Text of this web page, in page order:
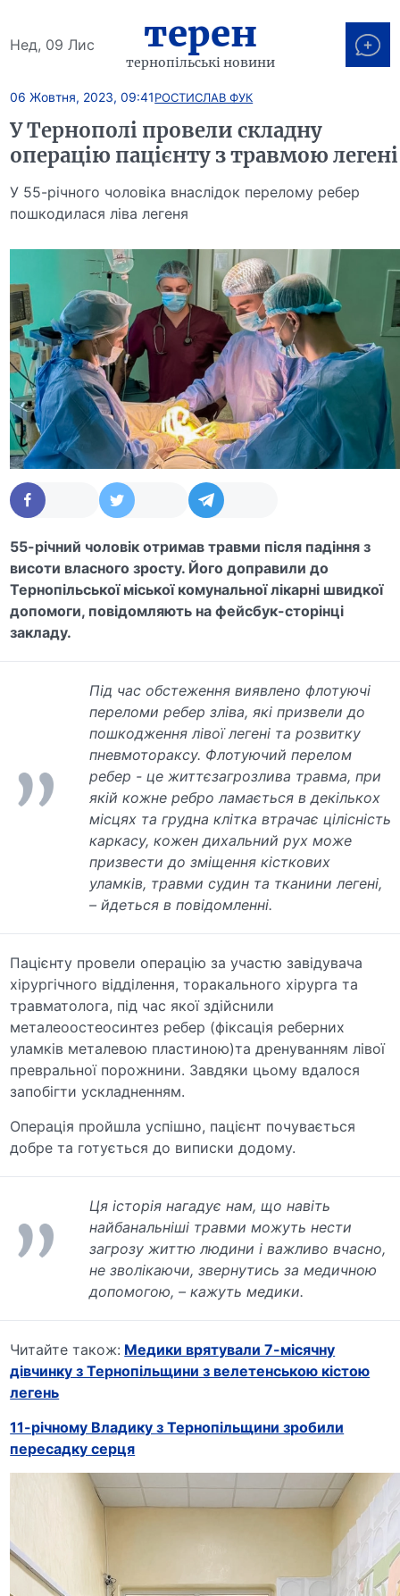
Нед, 09 Лис терен
тернопільські новини
06 Жовтня, 2023, 09:41РОСТИСЛАВ ФУК
У Тернополі провели складну
операцію пацієнту з травмою легені
У 55-річного чоловіка внаслідок перелому ребер
пошкодилася ліва легеня
55-річний чоловік отримав травми після падіння з
висоти власного зросту. Його доправили до
Тернопільської міської комунальної лікарні швидкої
допомоги, повідомляють на фейсбук-сторінці
закладу.
Під час обстеження виявлено флотуючі
переломи ребер зліва, які призвели до
пошкодження лівої легені та розвитку
пневмотораксу. Флотуючий перелом
ребер - це життєзагрозлива травма, при
якій кожне ребро ламається в декількох
місцях та грудна клітка втрачає цілісність
каркасу, кожен дихальний рух може
призвести до зміщення кісткових
уламків, травми судин та тканини легені,
– йдеться в повідомленні.
Пацієнту провели операцію за участю завідувача
хірургічного відділення, торакального хірурга та
травматолога, під час якої здійснили
металеоостеосинтез ребер (фіксація реберних
уламків металевою пластиною)та дренуванням лівої
превральної порожнини. Завдяки цьому вдалося
запобігти ускладненням.
Операція пройшла успішно, пацієнт почувається
добре та готується до виписки додому.
Ця історія нагадує нам, що навіть
найбанальніші травми можуть нести
загрозу життю людини і важливо вчасно,
не зволікаючи, звернутись за медичною
допомогою, – кажуть медики.
Читайте також: Медики врятували 7-місячну
дівчинку з Тернопільщини з велетенською кістою
легень
11-річному Владику з Тернопільщини зробили
пересадку серця